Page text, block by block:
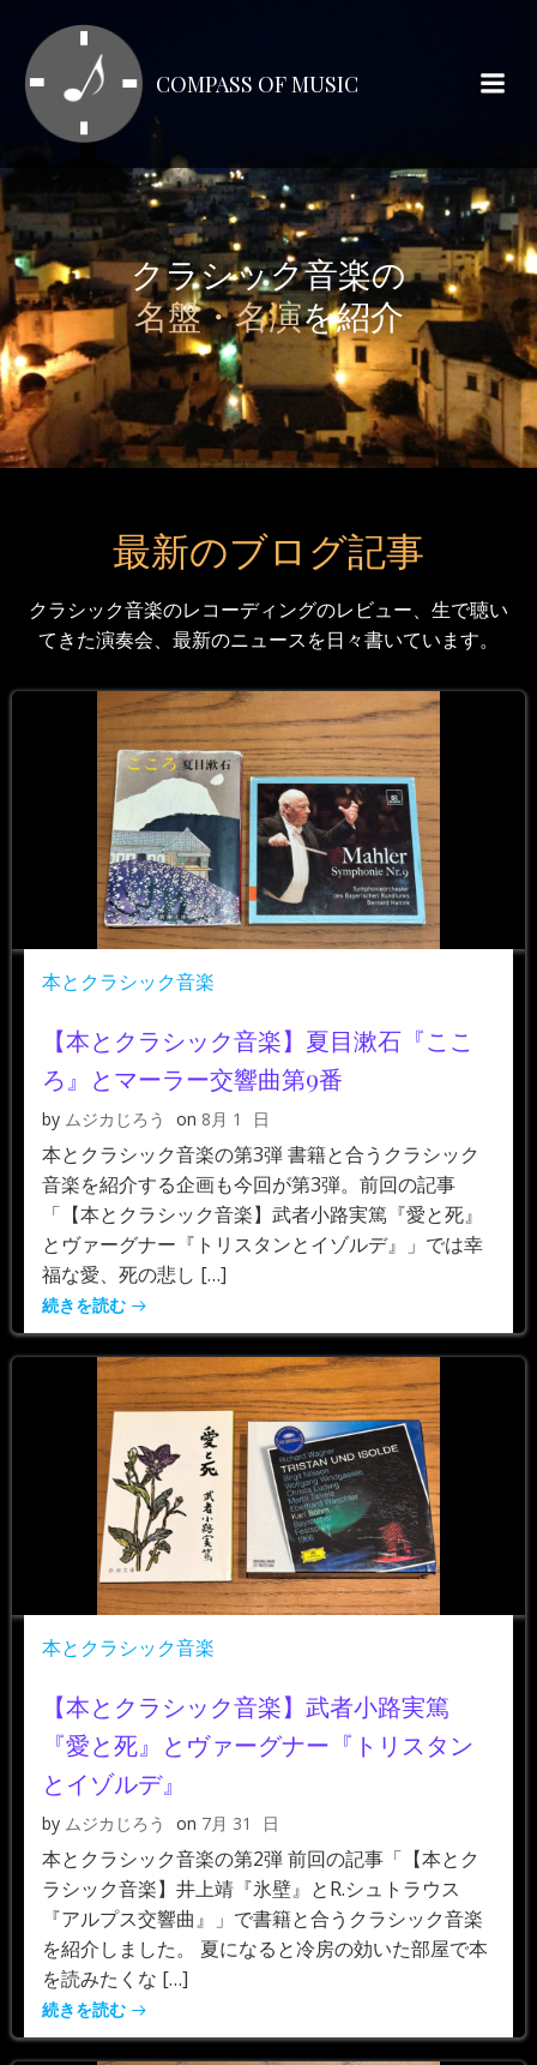
テ
ン
ス
キ
ッ
プ
COMPASS OF MUSIC
クラシック音楽の
名盤・名演を紹介
最新のブログ記事
クラシック音楽のレコーディングのレビュー、生で聴い
てきた演奏会、最新のニュースを日々書いています。
本とクラシック音楽
【本とクラシック音楽】夏目漱石『ここ
ろ』とマーラー交響曲第9番
by ムジカじろう on 8月 1 日
本とクラシック音楽の第3弾 書籍と合うクラシック
音楽を紹介する企画も今回が第3弾。前回の記事
「【本とクラシック音楽】武者小路実篤『愛と死』
とヴァーグナー『トリスタンとイゾルデ』」では幸
福な愛、死の悲し […]
続きを読む
本とクラシック音楽
【本とクラシック音楽】武者小路実篤
『愛と死』とヴァーグナー『トリスタン
とイゾルデ』
by ムジカじろう on 7月 31 日
本とクラシック音楽の第2弾 前回の記事「【本とク
ラシック音楽】井上靖『氷壁』とR.シュトラウス
『アルプス交響曲』」で書籍と合うクラシック音楽
を紹介しました。 夏になると冷房の効いた部屋で本
を読みたくな […]
続きを読む